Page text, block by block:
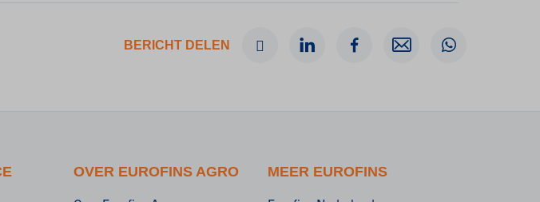
BERICHT DELEN
OVER EUROFINS AGRO
MEER EUROFINS